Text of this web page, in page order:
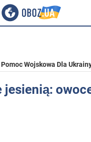
Pomoc Wojskowa Dla